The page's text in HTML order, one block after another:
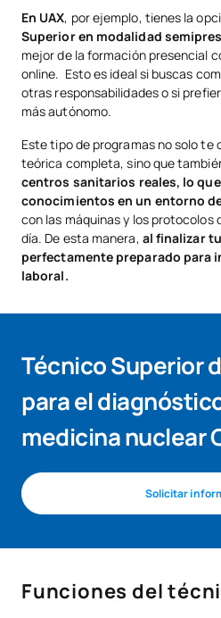
En UAX, por ejemplo, tienes la
Superior en modalidad
mejor de la formación presencial
online. Esto es ideal si buscas
otras responsabilidades o si
más autónomo.
Este tipo de programas no solo te
teórica completa, sino que
centros sanitarios reales, lo
conocimientos en un entorno
con las máquinas y los protocolos
día. De esta manera, al finalizar
perfectamente preparado para
laboral.
Técnico Superior
para el
medicina nuclear
Solicitar
Funciones del